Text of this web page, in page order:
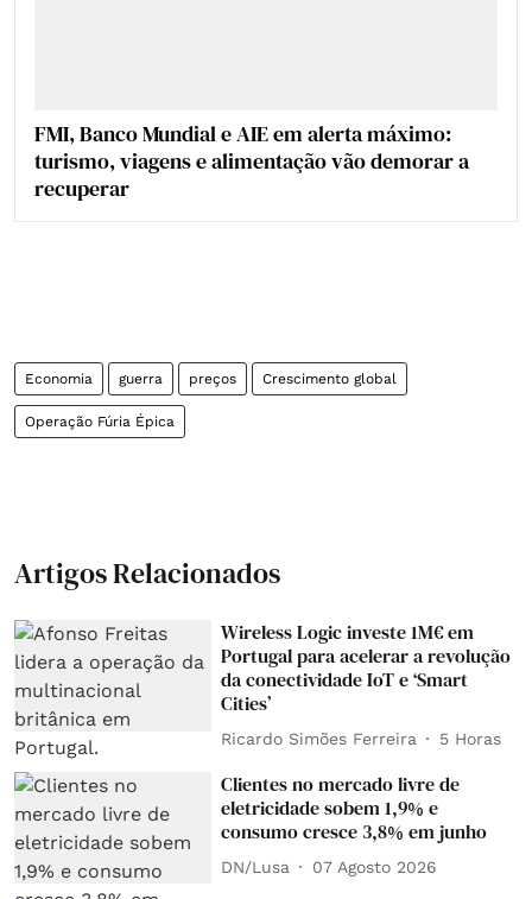
FMI, Banco Mundial e AIE em alerta máximo:
turismo, viagens e alimentação vão demorar a
recuperar
Economia guerra preços Crescimento global
Operação Fúria Épica
Artigos Relacionados
Wireless Logic investe 1M€ em
Portugal para acelerar a revolução
da conectividade IoT e ‘Smart
Cities’
Ricardo Simões Ferreira 5 Horas
Clientes no mercado livre de
eletricidade sobem 1,9% e
consumo cresce 3,8% em junho
DN/Lusa 07 Agosto 2026